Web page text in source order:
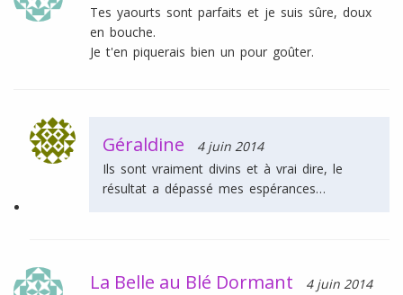
Tes yaourts sont parfaits et je suis sûre, doux
en bouche.
Je t'en piquerais bien un pour goûter.
Géraldine
4 juin 2014
Ils sont vraiment divins et à vrai dire, le
résultat a dépassé mes espérances…
La Belle au Blé Dormant
4 juin 2014